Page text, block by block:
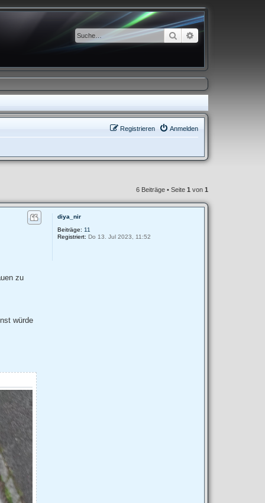
Suche Erweiterte Suche
Anmelden
Registrieren
6 Beiträge • Seite 1 von 1
diya_nir
Beiträge: 11
Registriert: Do 13. Jul 2023, 11:52
zu
würde